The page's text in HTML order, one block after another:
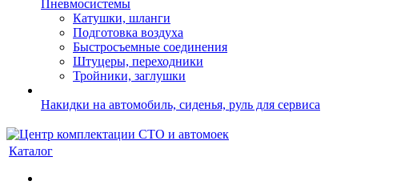
Пневмосистемы
Катушки, шланги
Подготовка воздуха
Быстросъемные соединения
Штуцеры, переходники
Тройники, заглушки
Накидки на автомобиль, сиденья, руль для сервиса
Каталог